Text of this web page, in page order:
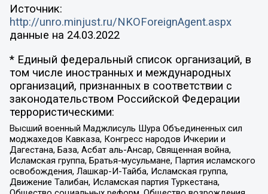
Источник:
http://unro.minjust.ru/NKOForeignAgent.aspx
данные на 24.03.2022
* Единый федеральный список организаций, в
том числе иностранных и международных
организаций, признанных в соответствии с
законодательством Российской Федерации
террористическими:
Высший военный Маджлисуль Шура Объединенных сил
моджахедов Кавказа, Конгресс народов Ичкерии и
Дагестана, База, Асбат аль-Ансар, Священная война,
Исламская группа, Братья-мусульмане, Партия исламского
освобождения, Лашкар-И-Тайба, Исламская группа,
Движение Талибан, Исламская партия Туркестана,